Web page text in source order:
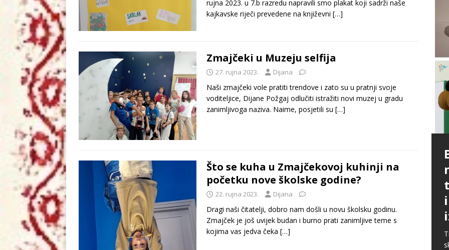
rujna 2023. u 7.b razredu napravili smo plakat koji sadrži naše
kajkavske riječi prevedene na književni […]
Zmajčeki u Muzeju selfija
27. rujna 2023. Dijana
Naši zmajčeki vole pratiti trendove i zato su u pratnji svoje
voditeljice, Dijane Požgaj odlučiti istražiti novi muzej u gradu
zanimljivoga naziva. Naime, posjetili su […]
Što se kuha u Zmajčekovoj kuhinji na
početku nove školske godine?
22. rujna 2023. Dijana
Dragi naši čitatelji, dobro nam došli u novu školsku godinu.
Zmajček je još uvijek budan i burno prati zanimljive teme s
kojima vas jedva čeka […]
[…]